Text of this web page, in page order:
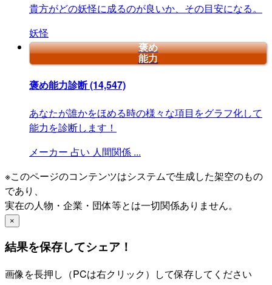
貴方がどの妖怪に成るのが良いか、その目安になる。
妖怪
褒め
能力
褒め能力診断(14,547)
あなたが誰かをほめる時の様々な項目をグラフ化して
能力を診断します！
メーカー 占い 人間関係 ...
※このページのコンテンツはシステムで生成した架空のもの
であり、
実在の人物・企業・団体等とは一切関係ありません。
×
結果を保存してシェア！
画像を長押し（PCは右クリック）して保存してください